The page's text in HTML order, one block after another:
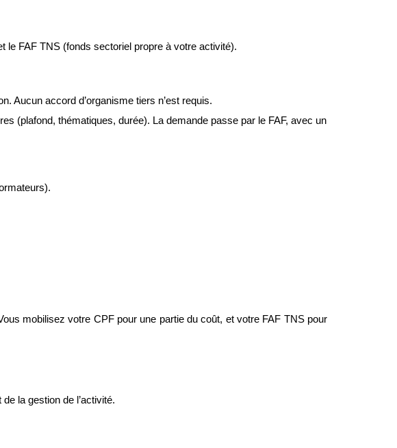
le FAF TNS (fonds sectoriel propre à votre activité).
Aucun accord d’organisme tiers n’est requis.
(plafond, thématiques, durée). La demande passe par le FAF, avec un
mobilisez votre CPF pour une partie du coût, et votre FAF TNS pour
la gestion de l’activité.